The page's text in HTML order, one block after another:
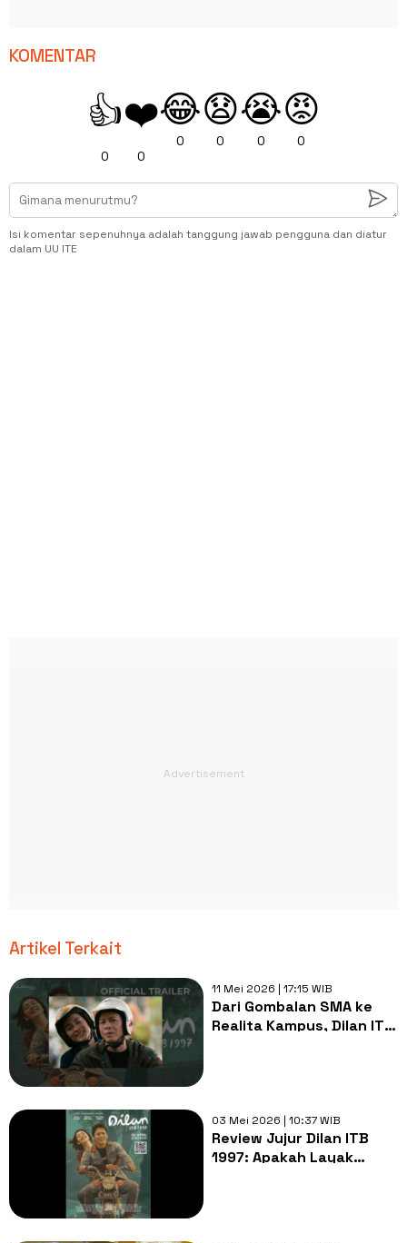
KOMENTAR
👍
0
❤️
0
😂
0
😧
0
😭
0
😡
0
Isi komentar sepenuhnya adalah tanggung jawab pengguna dan diatur
dalam UU ITE
Artikel Terkait
11 Mei 2026 | 17:15 WIB
Dari Gombalan SMA ke
Realita Kampus, Dilan ITB
03 Mei 2026 | 10:37 WIB
Review Jujur Dilan ITB
1997: Apakah Layak